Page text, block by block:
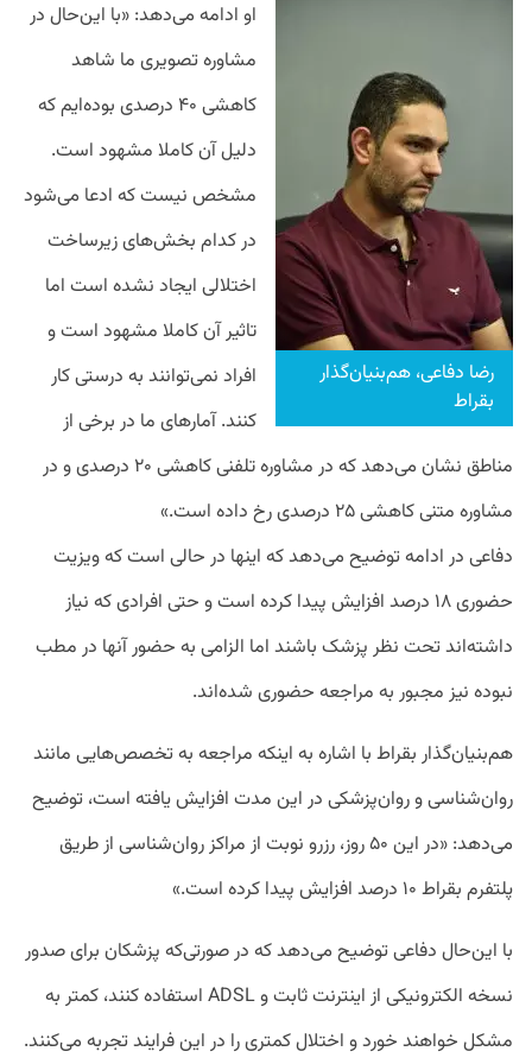
رضا دفاعی، هم‌بنیان‌گذار
بقراط
او ادامه می‌دهد: «با این‌حال در
مشاوره تصویری ما شاهد
کاهشی ۴۰ درصدی بوده‌ایم که
دلیل آن کاملا مشهود است.
مشخص نیست که ادعا می‌شود
در کدام بخش‌های زیرساخت
اختلالی ایجاد نشده است اما
تاثیر آن کاملا مشهود است و
افراد نمی‌توانند به درستی کار
کنند. آمارهای ما در برخی از
مناطق نشان می‌دهد که در مشاوره تلفنی کاهشی ۲۰ درصدی و در
مشاوره متنی کاهشی ۲۵ درصدی رخ داده است
.
»
دفاعی در ادامه توضیح می‌دهد که اینها در حالی است که ویزیت
حضوری ۱۸ درصد افزایش پیدا کرده است و حتی افرادی که نیاز
داشته‌اند تحت نظر پزشک باشند اما الزامی به حضور آنها در مطب
نبوده نیز مجبور به مراجعه حضوری شده‌اند.
هم‌بنیان‌‌گذار بقراط با اشاره به اینکه مراجعه به تخصص‌هایی مانند
روان‌شناسی و روان‌پزشکی در این مدت افزایش یافته است، توضیح
می‌دهد: «در این ۵۰ روز، رزرو نوبت از مراکز روان‌شناسی از طریق
پلتفرم بقراط ۱۰ درصد افزایش پیدا کرده است
.
»
با این‌حال دفاعی توضیح می‌دهد که در صورتی‌که پزشکان برای صدور
نسخه الکترونیکی از اینترنت ثابت وADSL استفاده کنند، کمتر به
مشکل خواهند خورد و اختلال کمتری را در این فرایند تجربه می‌کنند.